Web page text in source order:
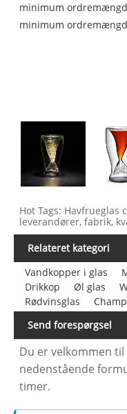
minimum
minimum
Hot Tags: Havfrueglas
leverandører, fabrik,
Relateret kategori
Vandkopper i glas
Drikkop
Øl glas
Rødvinsglas
Send forespørgsel
Du er velkommen
nedenstående
timer.